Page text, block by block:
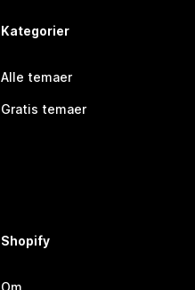
Kategorier
Alle temaer
Gratis temaer
Shopify